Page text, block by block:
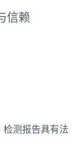
信赖
检测报告具有法